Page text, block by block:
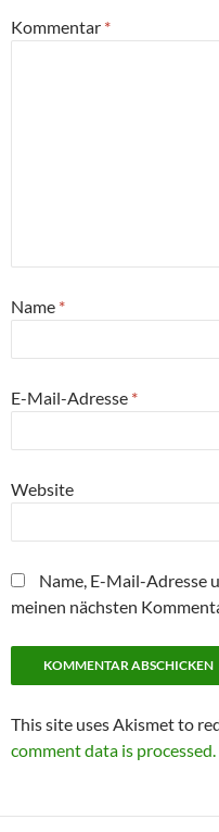
Kommentar *
Name *
E-Mail-Adresse *
Website
Name, E-Mail-Adresse
meinen nächsten
This site uses Akismet to
comment data is processed.